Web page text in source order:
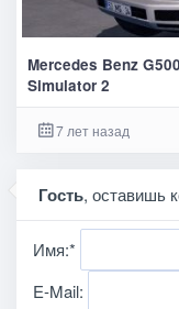
Mercedes Benz
Simulator 2
7 лет назад
Гость, оставишь
Имя:*
E-Mail: